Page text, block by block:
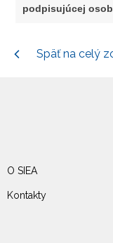
podpisujúcej
Späť na celý
O SIEA
Kontakty